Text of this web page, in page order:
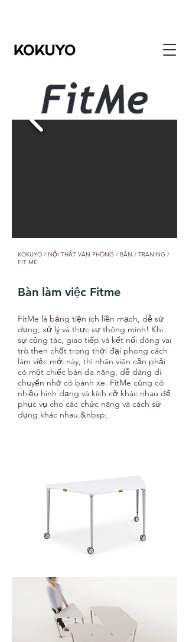
​KOKUYO / NỘI THẤT VĂN PHÒNG / BÀN / TRANING /
FIT ME
Bàn làm việc Fitme
FitMe là bảng tiện ích liền mạch, dễ sử
dụng, xử lý và thực sự thông minh! Khi
sự cộng tác, giao tiếp và kết nối đóng vai
trò then chốt trong thời đại phong cách
làm việc mới này, thì nhân viên cần phải
có một chiếc bàn đa năng, dễ dàng di
chuyển nhờ có bánh xe. FitMe cũng có
nhiều hình dạng và kích cỡ khác nhau để
phục vụ cho các chức năng và cách sử
dụng khác nhau.&nbsp;